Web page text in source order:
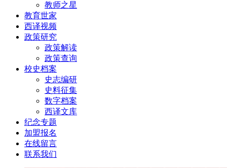
教师之星
教育世家
西译视频
政策研究
政策解读
政策查询
校史档案
史志编研
史料征集
数字档案
西译文库
纪念专题
加盟报名
在线留言
联系我们